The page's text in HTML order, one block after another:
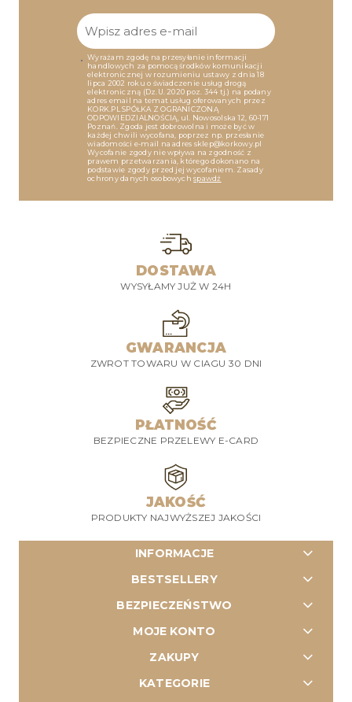
Wyrażam zgodę na przesyłanie informacji
handlowych za pomocą środków komunikacji
elektronicznej w rozumieniu ustawy z dnia 18
lipca 2002 roku o świadczenie usług drogą
elektroniczną (Dz.U. 2020 poz. 344 tj.) na podany
adres email na temat usług oferowanych przez
KORK.PL SPÓŁKA Z OGRANICZONĄ
ODPOWIEDZIALNOŚCIĄ, ul. Nowosolska 12, 60-171
Poznań. Zgoda jest dobrowolna i może być w
każdej chwili wycofana, poprzez np. przesłanie
wiadomości e-mail na adres sklep@korkowy.pl
Wycofanie zgody nie wpływa na zgodność z
prawem przetwarzania, którego dokonano na
podstawie zgody przed jej wycofaniem. Zasady
ochrony danych osobowychspawdź
DOSTAWA
WYSYŁAMY JUŻ W 24H
GWARANCJA
ZWROT TOWARU W CIAGU 30 DNI
PŁATNOŚĆ
BEZPIECZNE PRZELEWY E-CARD
JAKOŚĆ
PRODUKTY NAJWYŻSZEJ JAKOŚCI
INFORMACJE
BESTSELLERY
BEZPIECZEŃSTWO
MOJE KONTO
ZAKUPY
KATEGORIE